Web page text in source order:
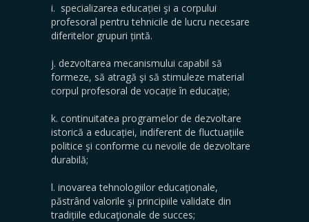
i. specializarea educației şi a corpului
profesoral pentru tehnicile de lucru necesare
diferitelor grupuri țintă.
j. dezvoltarea mecanismului capabil să
formeze, să atragă şi să stimuleze material
corpul profesoral de vocație în educație;
k. continuitatea programelor de dezvoltare
istorică a educației, indiferent de fluctuațiile
politice şi conforme cu nevoile de dezvoltare
durabilă;
l. inovarea tehnologiilor educaţionale,
păstrând valorile şi principiile validate din
tradițiile educaţionale de succes;